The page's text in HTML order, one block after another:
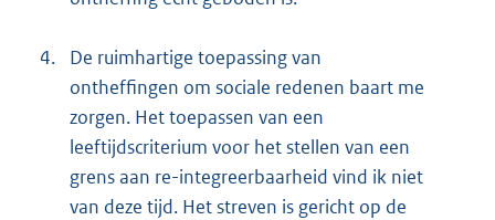
4.
De ruimhartige toepassing van
ontheffingen om sociale redenen baart me
zorgen. Het toepassen van een
leeftijdscriterium voor het stellen van een
grens aan re-integreerbaarheid vind ik niet
van deze tijd. Het streven is gericht op de